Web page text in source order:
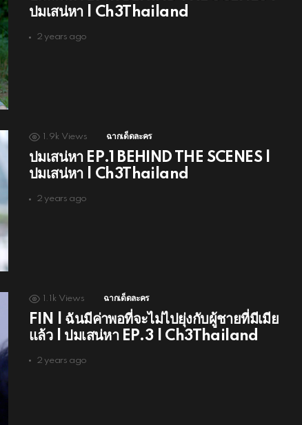
ปมเสน่หา | Ch3Thailand
2 years ago
1.9k Views ฉากเด็ดละคร
ปมเสน่หา EP.1 BEHIND THE SCENES |
ปมเสน่หา | Ch3Thailand
2 years ago
1.1k Views ฉากเด็ดละคร
FIN | ฉันมีค่าพอที่จะไม่ไปยุ่งกับผู้ชายที่มีเมีย
แล้ว | ปมเสน่หา EP.3 | Ch3Thailand
2 years ago